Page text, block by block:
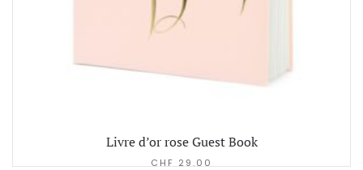
Livre d’or rose Guest Book
CHF 29.00